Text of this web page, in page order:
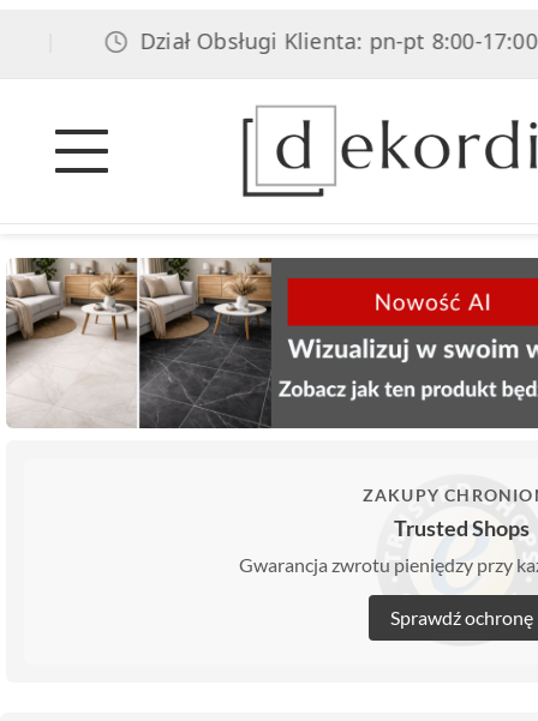
Dział Obsługi Klienta: pn-pt 8:00-17:00, sob
ZAKUPY
Trusted Shops
Gwarancja zwrotu pieniędzy przy
Sprawdź ochronę